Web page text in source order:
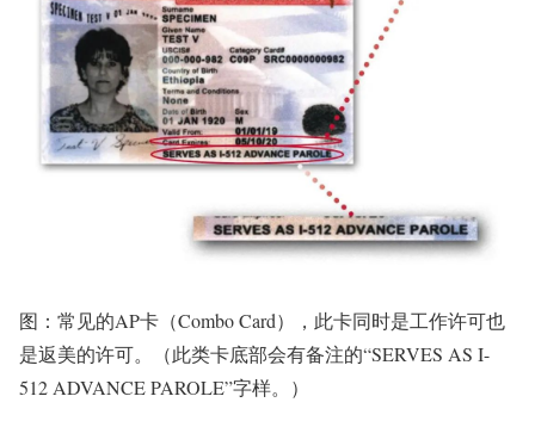
图：常见的AP卡（Combo Card），此卡同时是工作许可也
是返美的许可。（此类卡底部会有备注的“SERVES AS I-
512 ADVANCE PAROLE”字样。）